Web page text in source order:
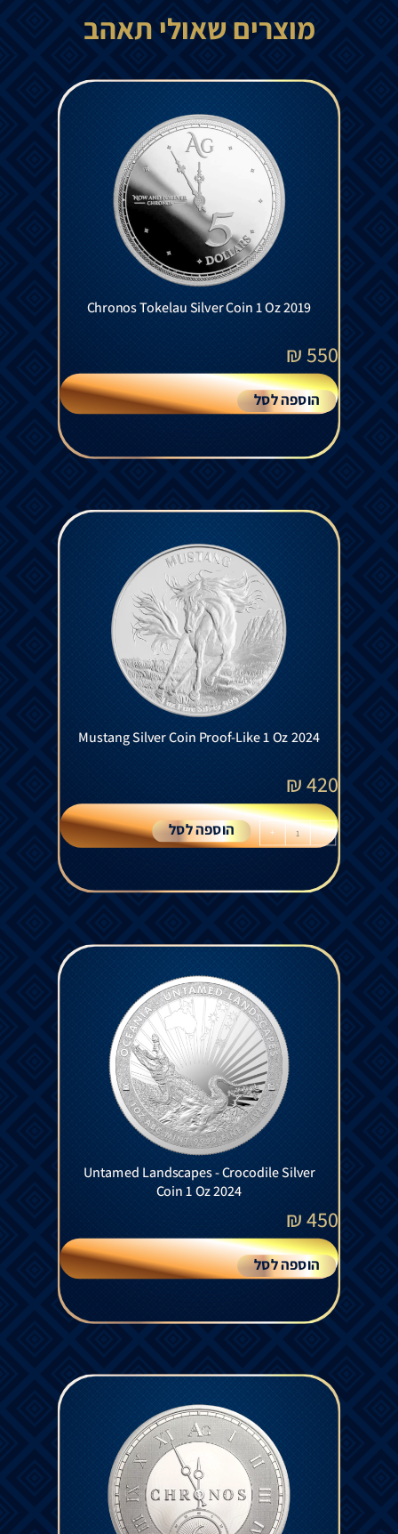
מוצרים שאולי תאהב
Chronos Tokelau Silver Coin 1 Oz 2019
550
₪
הוספה לסל
Mustang Silver Coin Proof-Like 1 Oz 2024
420
₪
-
+ הוספה לסל
Untamed Landscapes - Crocodile Silver
Coin 1 Oz 2024
450
₪
הוספה לסל